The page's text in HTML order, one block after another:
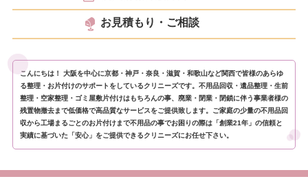
お見積もり・ご相談
こんにちは！ 大阪を中心に京都・神戸・奈良・滋賀・和歌山など関西で皆様のあらゆ
る整理・お片付けのサポートをしているクリニーズです。不用品回収・遺品整理・生前
整理・空家整理・ゴミ屋敷片付けはもちろんの事、廃業・閉業・閉鎖に伴う事業者様の
残置物撤去まで低価格で高品質なサービスをご提供致します。ご家庭の少量の不用品回
収から工場まるごとのお片付けまで不用品の事でお困りの際は「創業21年」の信頼と
実績に基づいた「安心」をご提供できるクリニーズにお任せ下さい。